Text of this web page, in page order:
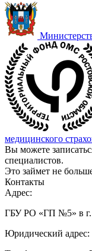
медицинского
Вы можете
специалистов.
Это займет не
Контакты
Адрес:
ГБУ РО «ГП №5» в г.
Юридический адрес: